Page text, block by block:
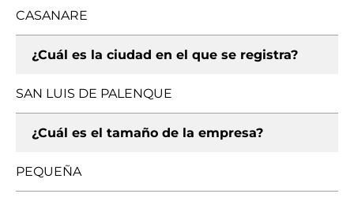
CASANARE
¿Cuál es la ciudad en el que se registra?
SAN LUIS DE PALENQUE
¿Cuál es el tamaño de la empresa?
PEQUEÑA